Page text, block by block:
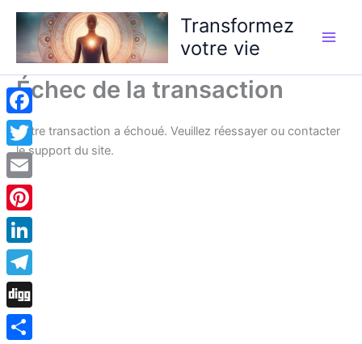
Aller
contenu
Transformez
votre vie
Échec de la transaction
Votre transaction a échoué. Veuillez réessayer ou contacter
le support du site.
Facebook
Twitter
Email
Pinterest
LinkedIn
Telegram
Digg